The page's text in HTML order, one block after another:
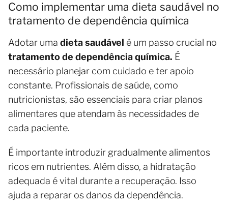
Como implementar uma dieta saudável no
tratamento de dependência química
Adotar uma dieta saudável é um passo crucial no
tratamento de dependência química. É
necessário planejar com cuidado e ter apoio
constante. Profissionais de saúde, como
nutricionistas, são essenciais para criar planos
alimentares que atendam às necessidades de
cada paciente.
É importante introduzir gradualmente alimentos
ricos em nutrientes. Além disso, a hidratação
adequada é vital durante a recuperação. Isso
ajuda a reparar os danos da dependência.